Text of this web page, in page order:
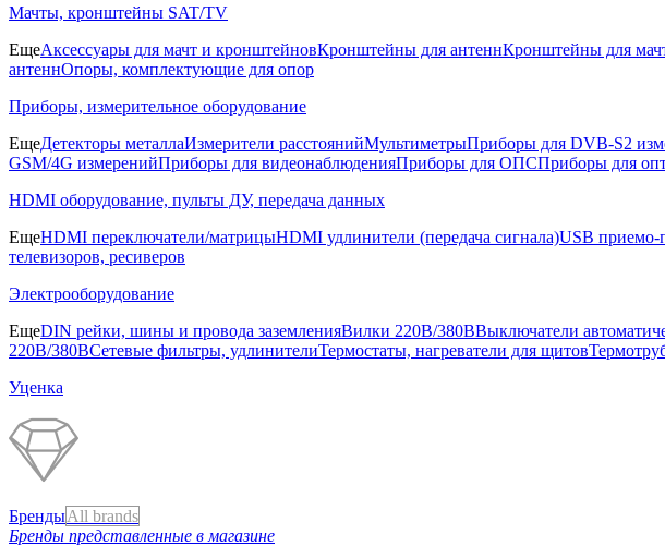
Мачты, кронштейны SAT/TV
ЕщеАксессуары для мачт и кронштейновКронштейны для антеннКронштейны для
антеннОпоры, комплектующие для опор
Приборы, измерительное оборудование
ЕщеДетекторы металлаИзмерители расстоянийМультиметрыПриборы для DVB-S2
GSM/4G измеренийПриборы для видеонаблюденияПриборы для ОПСПриборы для
HDMI оборудование, пульты ДУ, передача данных
ЕщеHDMI переключатели/матрицыHDMI удлинители (передача сигнала)USB приемо-
телевизоров, ресиверов
Электрооборудование
ЕщеDIN рейки, шины и провода заземленияВилки 220В/380ВВыключатели
220В/380ВСетевые фильтры, удлинителиТермостаты, нагреватели для щитов
Уценка
БрендыAll brands
Бренды представленные в магазине